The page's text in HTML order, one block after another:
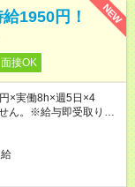
NEW
1950円！
接OK
×実働8h×週5日×4
ん。※給与即受取りサ